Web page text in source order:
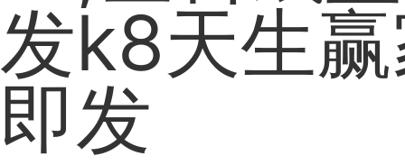
发k8天生
即发